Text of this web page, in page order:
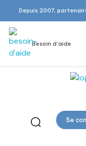
Depuis 2007,
Besoin d’aide
Veto
Se